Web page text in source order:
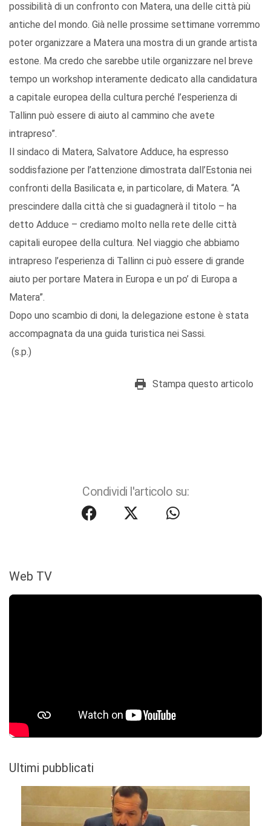
possibilità di un confronto con Matera, una delle città più
antiche del mondo. Già nelle prossime settimane vorremmo
poter organizzare a Matera una mostra di un grande artista
estone. Ma credo che sarebbe utile organizzare nel breve
tempo un workshop interamente dedicato alla candidatura
a capitale europea della cultura perché l’esperienza di
Tallinn può essere di aiuto al cammino che avete
intrapreso”.
Il sindaco di Matera, Salvatore Adduce, ha espresso
soddisfazione per l’attenzione dimostrata dall’Estonia nei
confronti della Basilicata e, in particolare, di Matera. “A
prescindere dalla città che si guadagnerà il titolo – ha
detto Adduce – crediamo molto nella rete delle città
capitali europee della cultura. Nel viaggio che abbiamo
intrapreso l’esperienza di Tallinn ci può essere di grande
aiuto per portare Matera in Europa e un po’ di Europa a
Matera”.
Dopo uno scambio di doni, la delegazione estone è stata
accompagnata da una guida turistica nei Sassi.
(s.p.)
Stampa questo articolo
Condividi l'articolo su:
Web TV
Ultimi pubblicati